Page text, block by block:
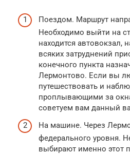
Поездом. Маршрут
Необходимо выйти на
находится автовокзал,
всяких затруднений
конечного пункта
Лермонтово. Если вы
путешествовать и
проплывающими за
советуем вам данный
На машине. Через
федерального уровня.
выбирают именно этот